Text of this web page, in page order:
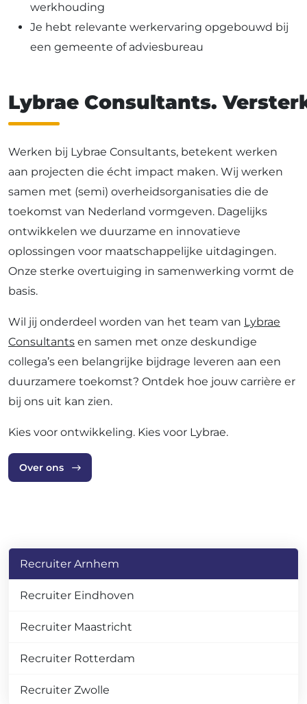
werkhouding
Je hebt relevante werkervaring opgebouwd bij
een gemeente of adviesbureau
Lybrae Consultants.
Werken bij Lybrae Consultants, betekent werken
aan projecten die écht impact maken. Wij werken
samen met (semi) overheidsorganisaties die de
toekomst van Nederland vormgeven. Dagelijks
ontwikkelen we duurzame en innovatieve
oplossingen voor maatschappelijke uitdagingen.
Onze sterke overtuiging in samenwerking vormt de
basis.
Wil jij onderdeel worden van het team van Lybrae
Consultants en samen met onze deskundige
collega’s een belangrijke bijdrage leveren aan een
duurzamere toekomst? Ontdek hoe jouw carrière er
bij ons uit kan zien.
Kies voor ontwikkeling. Kies voor Lybrae.
Over ons
Recruiter Arnhem
Recruiter Eindhoven
Recruiter Maastricht
Recruiter Rotterdam
Recruiter Zwolle